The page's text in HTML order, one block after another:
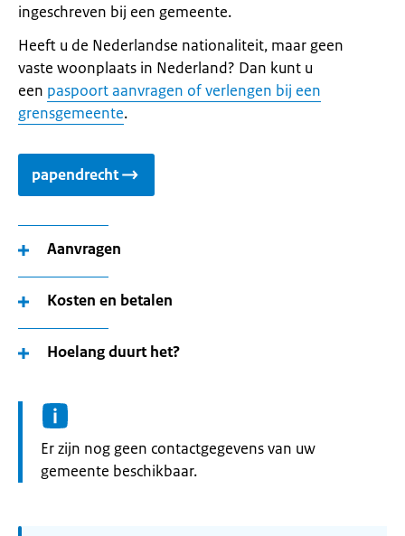
ingeschreven bij een gemeente.
Heeft u de Nederlandse nationaliteit, maar geen
vaste woonplaats in Nederland? Dan kunt u
een paspoort aanvragen of verlengen bij een
grensgemeente.
papendrecht
Aanvragen
Kosten en betalen
Hoelang duurt het?
Informatie:
Er zijn nog geen contactgegevens van uw
gemeente beschikbaar.